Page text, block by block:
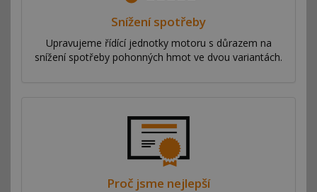
Snížení spotřeby
Upravujeme řídící jednotky motoru s důrazem na
snížení spotřeby pohonných hmot ve dvou variantách.
Proč jsme nejlepší